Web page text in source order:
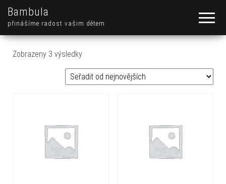
Bambula
přinášíme radost vašim dětem
Zobrazeny 3 výsledkySeřazeno od nejnovějších